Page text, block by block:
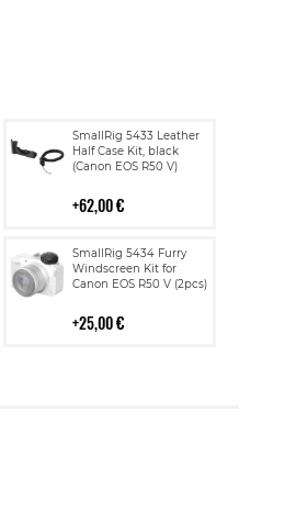
SmallRig 5433 Leather
Half Case Kit, black
(Canon EOS R50 V)
62,00 €
Lisää
ostoskoriin
SmallRig 5434 Furry
Windscreen Kit for
Canon EOS R50 V (2pcs)
25,00 €
Lisää
ostoskoriin